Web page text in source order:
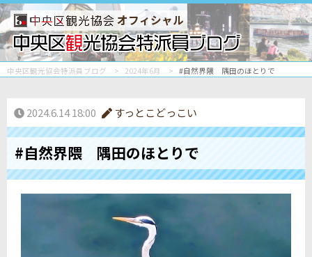
オフィシャル
中央区観光協会特派員ブログ 2024年6月 #自然界隈 隅田のほとりで
2024.6.14 18:00 すっとこどっこい
#自然界隈 隅田のほとりで